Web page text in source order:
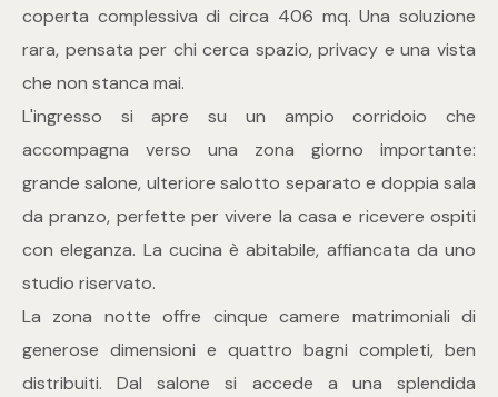
coperta complessiva di circa 406 mq. Una soluzione
rara, pensata per chi cerca spazio, privacy e una vista
che non stanca mai.
L'ingresso si apre su un ampio corridoio che
accompagna verso una zona giorno importante:
grande salone, ulteriore salotto separato e doppia sala
da pranzo, perfette per vivere la casa e ricevere ospiti
con eleganza. La cucina è abitabile, affiancata da uno
studio riservato.
La zona notte offre cinque camere matrimoniali di
generose dimensioni e quattro bagni completi, ben
distribuiti. Dal salone si accede a una splendida
Terreni
Totale
mq